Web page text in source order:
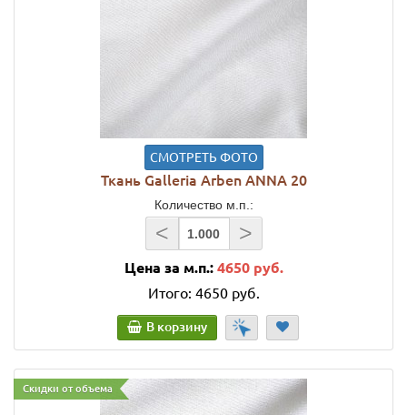
СМОТРЕТЬ ФОТО
Ткань Galleria Arben ANNA 20
Количество м.п.:
< >
Цена за м.п.: 4650 руб.
Итого: 4650 руб.
В корзину
Скидки от объема